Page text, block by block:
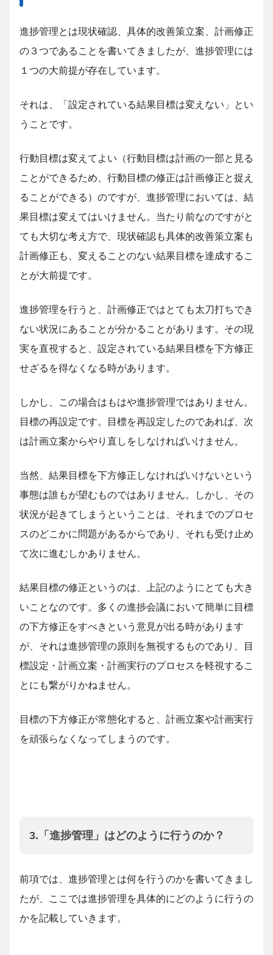
進捗管理とは現状確認、具体的改善策立案、計画修正
の３つであることを書いてきましたが、進捗管理には
１つの大前提が存在しています。
それは、「設定されている結果目標は変えない」とい
うことです。
行動目標は変えてよい（行動目標は計画の一部と見る
ことができるため、行動目標の修正は計画修正と捉え
ることができる）のですが、進捗管理においては、結
果目標は変えてはいけません。当たり前なのですがと
ても大切な考え方で、現状確認も具体的改善策立案も
計画修正も、変えることのない結果目標を達成するこ
とが大前提です。
進捗管理を行うと、計画修正ではとても太刀打ちでき
ない状況にあることが分かることがあります。その現
実を直視すると、設定されている結果目標を下方修正
せざるを得なくなる時があります。
しかし、この場合はもはや進捗管理ではありません。
目標の再設定です。目標を再設定したのであれば、次
は計画立案からやり直しをしなければいけません。
当然、結果目標を下方修正しなければいけないという
事態は誰もが望むものではありません。しかし、その
状況が起きてしまうということは、それまでのプロセ
スのどこかに問題があるからであり、それも受け止め
て次に進むしかありません。
結果目標の修正というのは、上記のようにとても大き
いことなのです。多くの進捗会議において簡単に目標
の下方修正をすべきという意見が出る時があります
が、それは進捗管理の原則を無視するものであり、目
標設定・計画立案・計画実行のプロセスを軽視するこ
とにも繋がりかねません。
目標の下方修正が常態化すると、計画立案や計画実行
を頑張らなくなってしまうのです。
3.「進捗管理」はどのように行うのか？
前項では、進捗管理とは何を行うのかを書いてきまし
たが、ここでは進捗管理を具体的にどのように行うの
かを記載していきます。